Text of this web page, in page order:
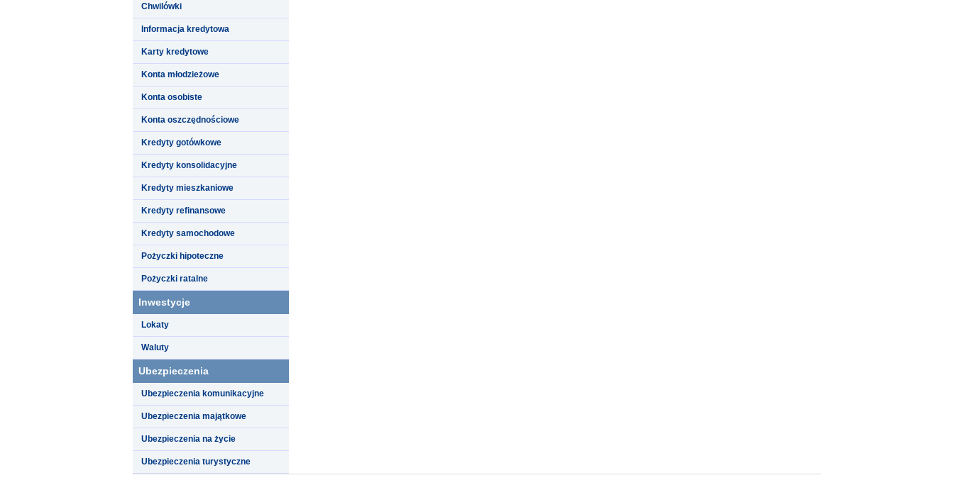
Chwilówki
Informacja kredytowa
Karty kredytowe
Konta młodzieżowe
Konta osobiste
Konta oszczędnościowe
Kredyty gotówkowe
Kredyty konsolidacyjne
Kredyty mieszkaniowe
Kredyty refinansowe
Kredyty samochodowe
Pożyczki hipoteczne
Pożyczki ratalne
Inwestycje
Lokaty
Waluty
Ubezpieczenia
Ubezpieczenia komunikacyjne
Ubezpieczenia majątkowe
Ubezpieczenia na życie
Ubezpieczenia turystyczne